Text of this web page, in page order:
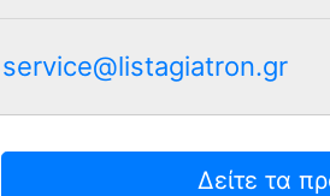
service@listagiatron.gr
Δείτε τα